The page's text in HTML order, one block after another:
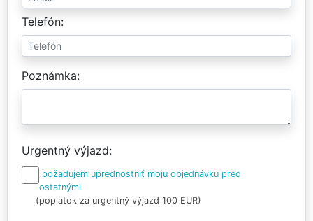
Telefón
Poznámka
Urgentný výjazd
požadujem uprednostniť moju objednávku pred
ostatnými
(poplatok za urgentný výjazd 100 EUR)